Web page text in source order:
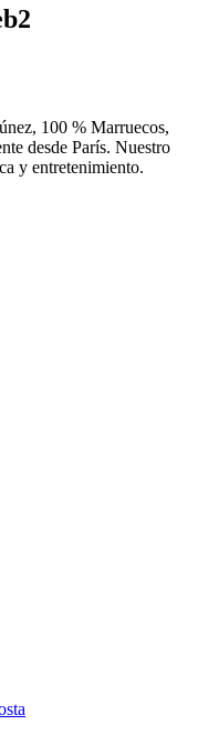
100 % Marruecos,
desde París. Nuestro
y entretenimiento.